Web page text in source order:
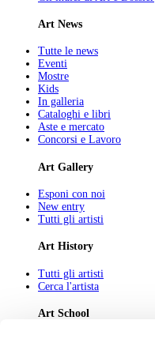
Art News
Tutte le news
Eventi
Mostre
Kids
In galleria
Cataloghi e libri
Aste e mercato
Concorsi e Lavoro
Art Gallery
Esponi con noi
New entry
Tutti gli artisti
Art History
Tutti gli artisti
Cerca l'artista
Art School